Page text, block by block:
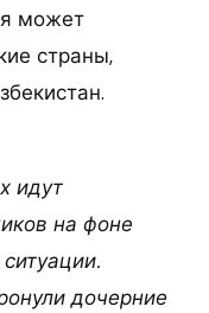
может
страны,
идут
на фоне
дочерние